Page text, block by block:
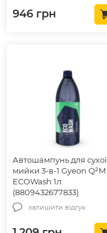
946 грн
Автошампунь для сухої
мийки 3-в-1 Gyeon Q²M
ECOWash 1л
(8809432677833)
залишити відгук